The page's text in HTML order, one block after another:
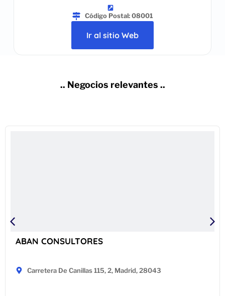
Código Postal: 08001
Ir al sitio Web
.. Negocios relevantes ..
ABAN CONSULTORES
Carretera De Canillas 115, 2, Madrid, 28043